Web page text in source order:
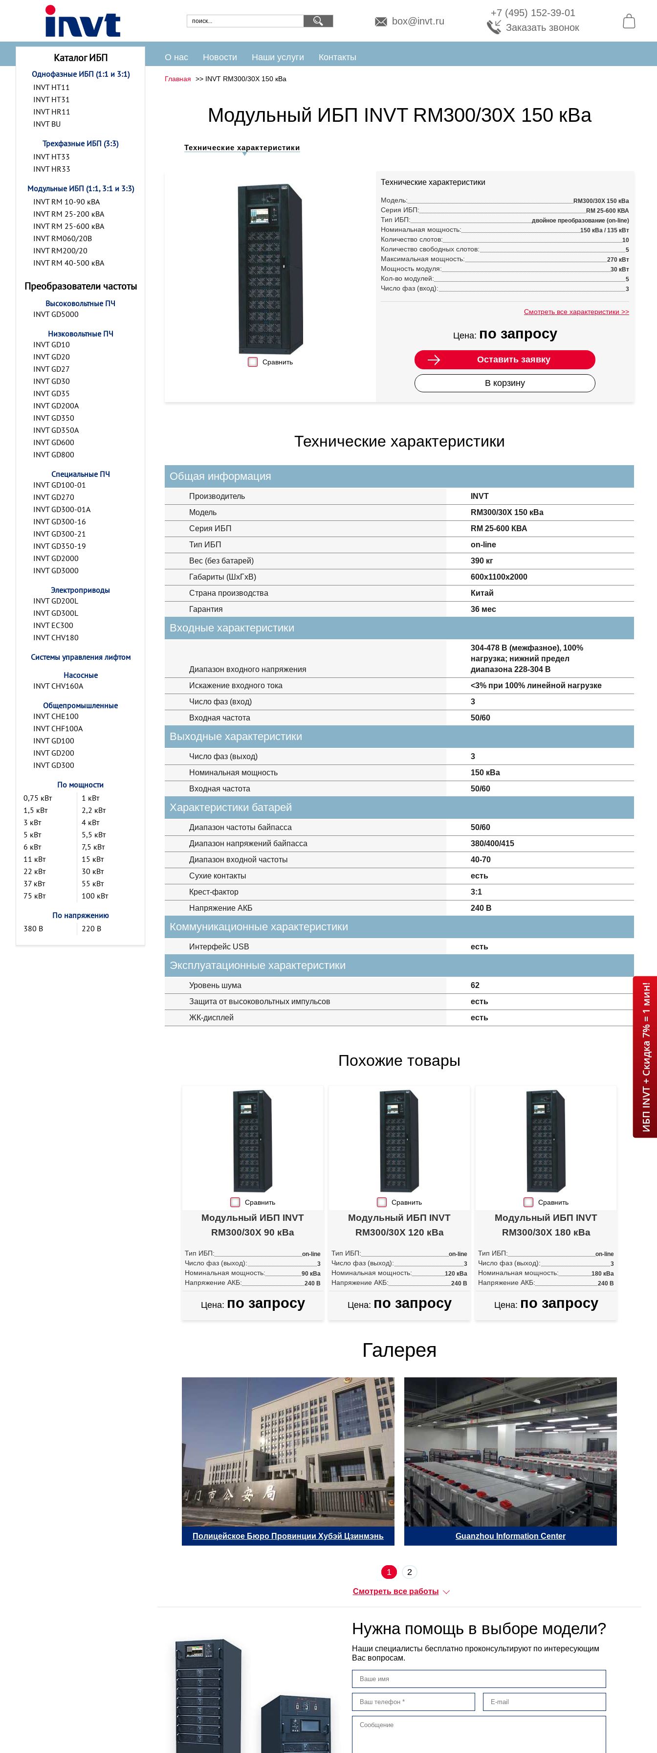
box@invt.ru
+7 (495) 152-39-01
Заказать звонок
О нас Новости Наши услуги Контакты
Каталог ИБП
Однофазные ИБП (1:1 и 3:1)
INVT HT11
INVT HT31
INVT HR11
INVT BU
Трехфазные ИБП (3:3)
INVT HT33
INVT HR33
Модульные ИБП (1:1, 3:1 и 3:3)
INVT RM 10-90 кВА
INVT RM 25-200 кВА
INVT RM 25-600 кВА
INVT RM060/20B
INVT RM200/20
INVT RM 40-500 кВА
Преобразователи частоты
Высоковольтные ПЧ
INVT GD5000
Низковольтные ПЧ
INVT GD10
INVT GD20
INVT GD27
INVT GD30
INVT GD35
INVT GD200A
INVT GD350
INVT GD350A
INVT GD600
INVT GD800
Специальные ПЧ
INVT GD100-01
INVT GD270
INVT GD300-01A
INVT GD300-16
INVT GD300-21
INVT GD350-19
INVT GD2000
INVT GD3000
Электроприводы
INVT GD200L
INVT GD300L
INVT EC300
INVT CHV180
Системы управления лифтом
Насосные
INVT CHV160A
Общепромышленные
INVT CHE100
INVT CHF100A
INVT GD100
INVT GD200
INVT GD300
По мощности
0,75 кВт
1 кВт
1,5 кВт
2,2 кВт
3 кВт
4 кВт
5 кВт
5,5 кВт
6 кВт
7,5 кВт
11 кВт
15 кВт
22 кВт
30 кВт
37 кВт
55 кВт
75 кВт
100 кВт
По напряжению
380 В
220 В
Главная INVT RM300/30X 150 кВа
Модульный ИБП INVT RM300/30X 150 кВа
Технические характеристики
Сравнить
Технические характеристики
Модель: RM300/30X 150 кВа
Серия ИБП: RM 25-600 КВА
Тип ИБП: двойное преобразование (on-line)
Номинальная мощность: 150 кВа / 135 кВт
Количество слотов: 10
Количество свободных слотов: 5
Максимальная мощность: 270 кВт
Мощность модуля: 30 кВт
Кол-во модулей: 5
Число фаз (вход): 3
Смотреть все характеристики >>
Цена: по запросу
Оставить заявку
В корзину
Технические характеристики
Общая информация
Производитель
INVT
Модель
RM300/30X 150 кВа
Серия ИБП
RM 25-600 КВА
Тип ИБП
on-line
Вес (без батарей)
390 кг
Габариты (ШхГхВ)
600х1100х2000
Страна производства
Китай
Гарантия
36 мес
Входные характеристики
Диапазон входного напряжения
304-478 В (межфазное), 100%
нагрузка; нижний предел
диапазона 228-304 В
Искажение входного тока
<3% при 100% линейной нагрузке
Число фаз (вход)
3
Входная частота
50/60
Выходные характеристики
Число фаз (выход)
3
Номинальная мощность
150 кВа
Входная частота
50/60
Характеристики батарей
Диапазон частоты байпасса
50/60
Диапазон напряжений байпасса
380/400/415
Диапазон входной частоты
40-70
Сухие контакты
есть
Крест-фактор
3:1
Напряжение АКБ
240 В
Коммуникационные характеристики
Интерфейс USB есть
Эксплуатационные характеристики
Уровень шума
62
Защита от высоковольтных импульсов
есть
ЖК-дисплей
есть
Похожие товары
Сравнить
Модульный ИБП INVT
RM300/30X 90 кВа
Тип ИБП: on-line
Число фаз (выход): 3
Номинальная мощность: 90 кВа
Напряжение АКБ: 240 В
Цена: по запросу
Сравнить
Модульный ИБП INVT
RM300/30X 120 кВа
Тип ИБП: on-line
Число фаз (выход): 3
Номинальная мощность: 120 кВа
Напряжение АКБ: 240 В
Цена: по запросу
Сравнить
Модульный ИБП INVT
RM300/30X 180 кВа
Тип ИБП: on-line
Число фаз (выход): 3
Номинальная мощность: 180 кВа
Напряжение АКБ: 240 В
Цена: по запросу
Галерея
Полицейское Бюро Провинции Хубэй Цзинмэнь Guanzhou Information Center
1 2
Смотреть все работы
Нужна помощь в выборе модели?
Наши специалисты бесплатно проконсультируют по интересующим
Вас вопросам.
ИБП INVT + Скидка 7% = 1 мин!